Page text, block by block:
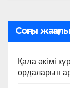
Соңғы
Қала әкімі
ордаларын